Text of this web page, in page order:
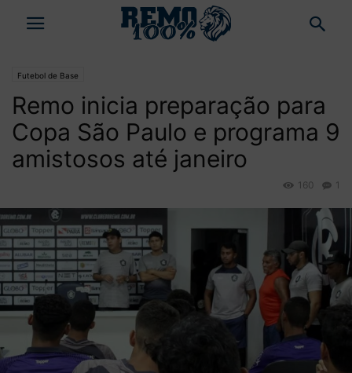
Futebol de Base
Remo inicia preparação para
Copa São Paulo e programa 9
amistosos até janeiro
1
160